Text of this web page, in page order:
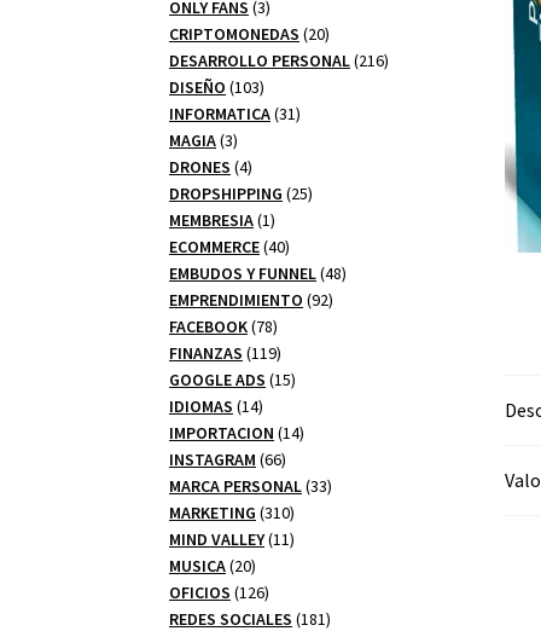
ONLY FANS 33
productos
CRIPTOMONEDAS 2020
productos
DESARROLLO PERSONAL 216216
DISEÑO 103103
productos
INFORMATICA 3131
MAGIA 33
productos
DRONES 44
productos
DROPSHIPPING 2525
MEMBRESIA 11
producto
ECOMMERCE 4040
productos
EMBUDOS Y FUNNEL 4848
EMPRENDIMIENTO 9292
FACEBOOK 7878
productos
FINANZAS 119119
productos
GOOGLE ADS 1515
IDIOMAS 1414
productos
IMPORTACION 1414
INSTAGRAM 6666
productos
MARCA PERSONAL 3333
MARKETING 310310
productos
MIND VALLEY 1111
MUSICA 2020
productos
OFICIOS 126126
productos
REDES SOCIALES 181181